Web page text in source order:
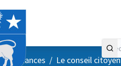
instances / Le conseil citoyen